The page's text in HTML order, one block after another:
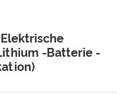
-Batterie -